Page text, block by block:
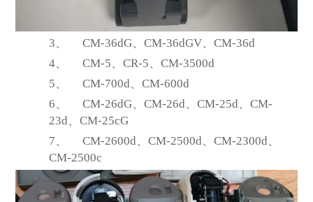
3、 CM-36dG、CM-36dGV、CM-36d
4、
CM-5、CR-5、CM-3500d
5、
CM-700d、CM-600d
6、
CM-26dG、CM-26d、CM-25d、CM-
23d、CM-25cG
7、
CM-2600d、CM-2500d、CM-2300d、
CM-2500c